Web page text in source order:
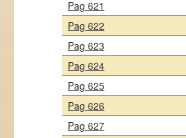
Pag 621
Pag 622
Pag 623
Pag 624
Pag 625
Pag 626
Pag 627